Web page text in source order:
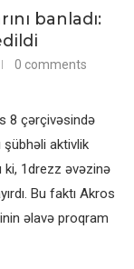
banladı:
0 comments
8 çərçivəsində
şübhəli aktivlik
ki, 1drezz əvəzinə
Bu faktı Akros
əlavə proqram